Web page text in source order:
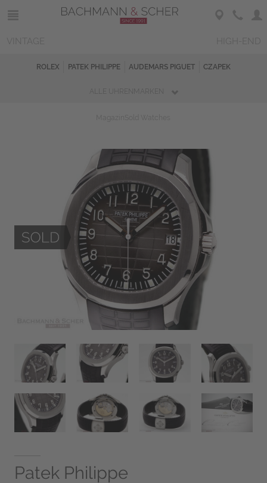
ROLEX PATEK PHILIPPE AUDEMARS PIGUET CZAPEK
Patek Philippe